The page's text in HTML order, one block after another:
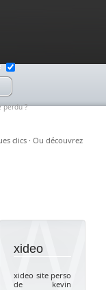
perdu ?
clics · Ou découvrez
xideo
xideo site perso
de kevin